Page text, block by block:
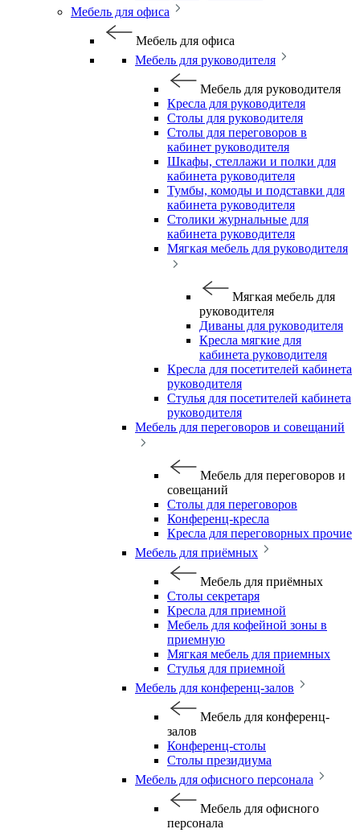
Мебель для офиса
Мебель для офиса
Мебель для руководителя
Мебель для руководителя
Кресла для руководителя
Столы для руководителя
Столы для переговоров в
кабинет руководителя
Шкафы, стеллажи и полки для
кабинета руководителя
Тумбы, комоды и подставки для
кабинета руководителя
Столики журнальные для
кабинета руководителя
Мягкая мебель для руководителя
Мягкая мебель для
руководителя
Диваны для руководителя
Кресла мягкие для
кабинета руководителя
Кресла для посетителей кабинета
руководителя
Стулья для посетителей кабинета
руководителя
Мебель для переговоров и совещаний
Мебель для переговоров и
совещаний
Столы для переговоров
Конференц-кресла
Кресла для переговорных прочие
Мебель для приёмных
Мебель для приёмных
Столы секретаря
Кресла для приемной
Мебель для кофейной зоны в
приемную
Мягкая мебель для приемных
Стулья для приемной
Мебель для конференц-залов
Мебель для конференц-
залов
Конференц-столы
Столы президиума
Мебель для офисного персонала
Мебель для офисного
персонала